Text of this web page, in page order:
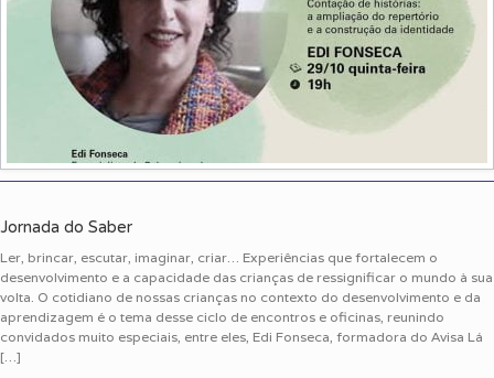
Jornada do Saber
Ler, brincar, escutar, imaginar, criar… Experiências que fortalecem o
desenvolvimento e a capacidade das crianças de ressignificar o mundo à sua
volta. O cotidiano de nossas crianças no contexto do desenvolvimento e da
aprendizagem é o tema desse ciclo de encontros e oficinas, reunindo
convidados muito especiais, entre eles, Edi Fonseca, formadora do Avisa Lá
[…]